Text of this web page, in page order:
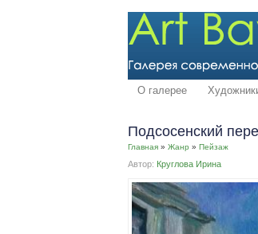
О галерее
Подсосенский
Главная » Жанр » Пейзаж
Автор: Круглова Ирина